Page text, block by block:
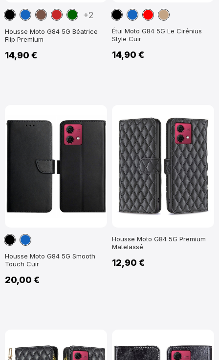
NoirBleuMarronRouge
Vert +2
Housse Moto G84 5G Béatrice
Flip Premium
14,90 €
NoirBleuRougeMarron
Étui Moto G84 5G Le Cirénius
Style Cuir
14,90 €
NoirBleu
Housse Moto G84 5G Smooth
Touch Cuir
20,00 €
Housse Moto G84 5G Premium
Matelassé
12,90 €